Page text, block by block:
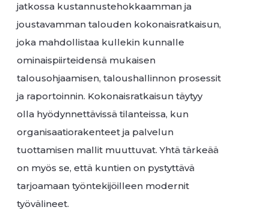
jatkossa kustannustehokkaamman ja
joustavamman talouden kokonaisratkaisun,
joka mahdollistaa kullekin kunnalle
ominaispiirteidensä mukaisen
talousohjaamisen, taloushallinnon prosessit
ja raportoinnin. Kokonaisratkaisun täytyy
olla hyödynnettävissä tilanteissa, kun
organisaatiorakenteet ja palvelun
tuottamisen mallit muuttuvat. Yhtä tärkeää
on myös se, että kuntien on pystyttävä
tarjoamaan työntekijöilleen modernit
työvälineet.